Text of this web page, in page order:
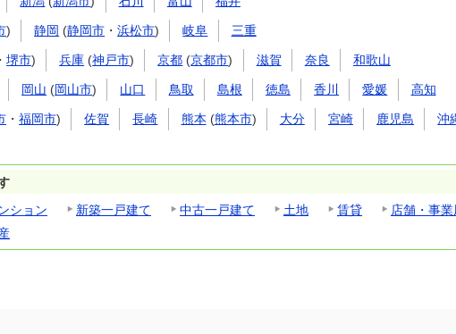
) 静岡 (静岡市 ・浜松市) 岐阜 三重
・ 堺市) 兵庫 (神戸市) 京都 (京都市) 滋賀 奈良 和歌山
岡山 (岡山市) 山口 鳥取 島根 徳島 香川 愛媛 高知
・ 福岡市) 佐賀 長崎 熊本 (熊本市) 大分 宮崎 鹿児島 沖
ション 新築一戸建て 中古一戸建て 土地 賃貸
店舗・事業